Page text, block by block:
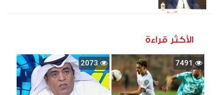
الأكثر قراءة
7491
2073